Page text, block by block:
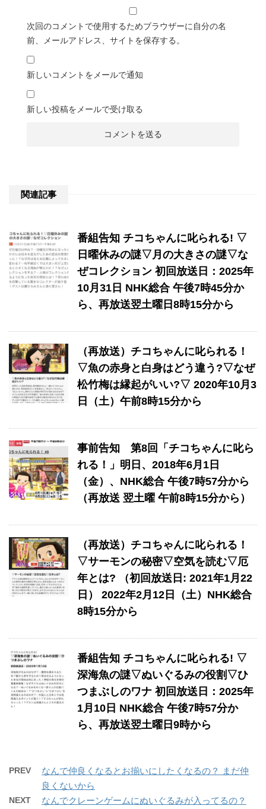
次回のコメントで使用するためブラウザーに自分の名
前、メールアドレス、サイトを保存する。
新しいコメントをメールで通知
新しい投稿をメールで受け取る
関連記事
番組告知 チコちゃんに叱られる! ▽
日曜休みの謎▽月の大きさの謎▽な
ぜコレクション 初回放送日：2025年
10月31日 NHK総合 午後7時45分か
ら、再放送翌土曜日8時15分から
（再放送）チコちゃんに叱られる！
▽魚の赤身と白身はどう違う?▽なぜ
松竹梅は縁起がいい?▽ 2020年10月3
日（土）午前8時15分から
事前告知 ​第8回「チコちゃんに叱ら
れる！」​明日、2018年6月1日
（金）、NHK総合 午後7時57分から
（再放送 翌土曜 午前8時15分から）
（再放送）チコちゃんに叱られる！
▽サーモンの秘密▽空気を読む▽厄
年とは? （初回放送日: 2021年1月22
日） 2022年2月12日（土）NHK総合
8時15分から
番組告知 チコちゃんに叱られる! ▽
深海魚の謎▽ぬいぐるみの役割▽ひ
つまぶしのワナ 初回放送日：2025年
1月10日 NHK総合 午後7時57分か
ら、再放送翌土曜日9時から
PREV
なんで仲良くなるとお揃いにしたくなるの？ まだ仲
良くないから
NEXT なんでクレーンゲームにぬいぐるみが入ってるの？